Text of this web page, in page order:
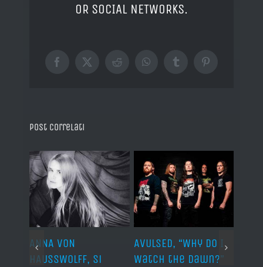
OR SOCIAL NETWORKS.
Facebook
X RedditWhatsAppTumblrPinterest
Post correlati
ANNA VON
HAUSSWOLFF, si
AVULSED, “Why Do I
Watch the Dawn?”